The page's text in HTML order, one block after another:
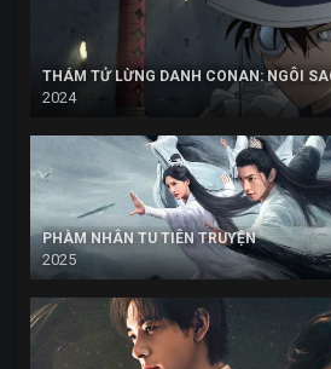
THÁM TỬ LỪNG DANH CONAN: NGÔI
2024
PHÀM NHÂN TU TIÊN TRUYỆN
2025